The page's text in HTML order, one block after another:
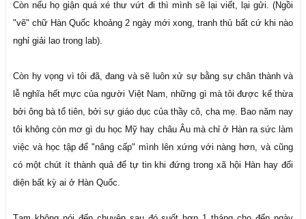
Còn nếu họ giận quá xé thư vứt đi thì mình sẽ lại viết, lại gửi. (Ngồi
"vẽ" chữ Hàn Quốc khoảng 2 ngày mới xong, tranh thủ bất cứ khi nào
nghỉ giải lao trong lab).
Còn hy vọng vì tôi đã, đang và sẽ luôn xử sự bằng sự chân thành và
lễ nghĩa hết mực của người Việt Nam, những gì mà tôi được kế thừa
bởi ông bà tổ tiên, bởi sự giáo dục của thầy cô, cha mẹ. Bao năm nay
tôi không còn mơ gì du học Mỹ hay châu Âu mà chỉ ở Hàn ra sức làm
việc và học tập để "nâng cấp" mình lên xứng với nàng hơn, và cũng
có một chút ít thành quả để tự tin khi đứng trong xã hội Hàn hay đối
diện bất kỳ ai ở Hàn Quốc.